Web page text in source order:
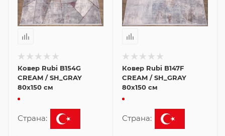
Ковер Rubi B154G
CREAM / SH_GRAY
80x150 см
Страна:
Ковер Rubi B147F
CREAM / SH_GRAY
80x150 см
Страна: